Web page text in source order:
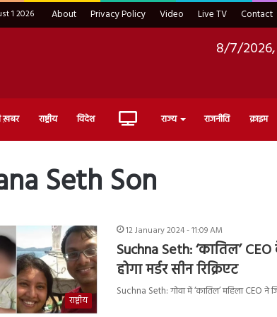
1 2026 About Privacy Policy Video Live TV Contact
8/7/2026,
ख़बर राष्ट्रीय विदेश Live राज्य राजनीति क्राइम
Seth Son
राष्ट्रीय
12 January 2024 - 11:09 AM
Suchna Seth: ‘कातिल’
होगा मर्डर सीन रिक्रिएट
Suchna Seth: गोवा में ‘कातिल’ महिला